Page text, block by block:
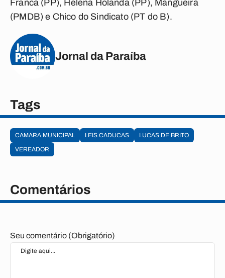
Franca (PP), Helena Holanda (PP), Mangueira
(PMDB) e Chico do Sindicato (PT do B).
Jornal da Paraíba
Tags
CAMARA MUNICIPAL LEIS CADUCAS
LUCAS DE BRITO
VEREADOR
Comentários
Seu comentário (Obrigatório)